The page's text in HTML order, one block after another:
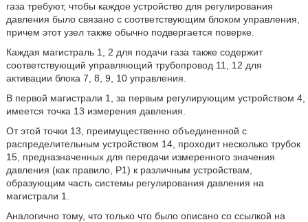
газа требуют, чтобы каждое устройство для регулирования
давления было связано с соответствующим блоком управления,
причем этот узел также обычно подвергается поверке.
Каждая магистраль 1, 2 для подачи газа также содержит
соответствующий управляющий трубопровод 11, 12 для
активации блока 7, 8, 9, 10 управления.
В первой магистрали 1, за первым регулирующим устройством 4,
имеется точка 13 измерения давления.
От этой точки 13, преимущественно объединенной с
распределительным устройством 14, проходит несколько трубок
15, предназначенных для передачи измеренного значения
давления (как правило, Р1) к различным устройствам,
образующим часть системы регулирования давления на
магистрали 1.
Аналогично тому, что только что было описано со ссылкой на